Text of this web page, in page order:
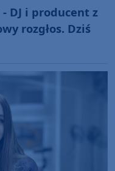
- DJ i producent z
rozgłos. Dziś